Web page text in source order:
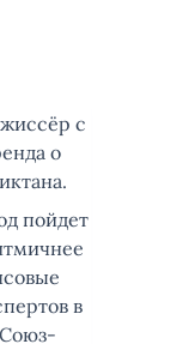
с
о
пойдет
в